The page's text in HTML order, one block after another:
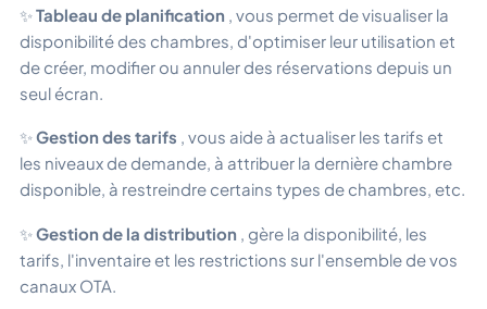
✨Tableau de planification , vous permet de visualiser la
disponibilité des chambres, d'optimiser leur utilisation et
de créer, modifier ou annuler des réservations depuis un
seul écran.
✨Gestion des tarifs , vous aide à actualiser les tarifs et
les niveaux de demande, à attribuer la dernière chambre
disponible, à restreindre certains types de chambres, etc.
✨Gestion de la distribution , gère la disponibilité, les
tarifs, l'inventaire et les restrictions sur l'ensemble de vos
canaux OTA.